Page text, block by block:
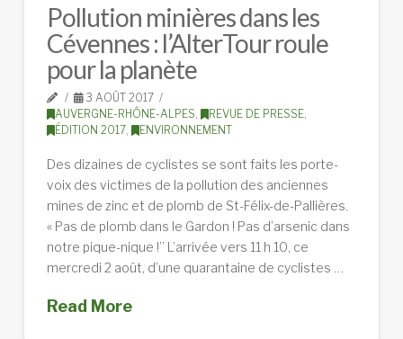
Pollution minières dans les
Cévennes : l’AlterTour roule
pour la planète
3 AOÛT 2017
AUVERGNE-RHÔNE-ALPES
REVUE DE PRESSE,
ÉDITION 2017, ENVIRONNEMENT
Des dizaines de cyclistes se sont faits les porte-
voix des victimes de la pollution des anciennes
mines de zinc et de plomb de St-Félix-de-Pallières.
« Pas de plomb dans le Gardon ! Pas d’arsenic dans
notre pique-nique !” L’arrivée vers 11 h 10, ce
mercredi 2 août, d’une quarantaine de cyclistes …
Read More